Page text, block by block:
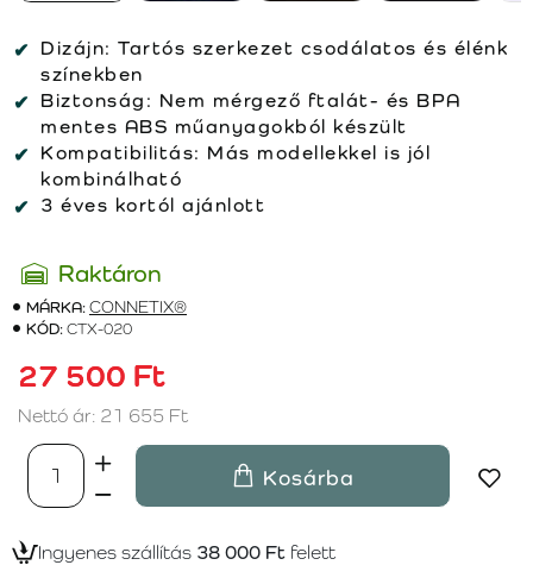
Dizájn: Tartós szerkezet csodálatos és élénk
színekben
Biztonság: Nem mérgező ftalát- és BPA
mentes ABS műanyagokból készült
Kompatibilitás: Más modellekkel is jól
kombinálható
3 éves kortól ajánlott
Raktáron
MÁRKA:CONNETIX®
KÓD:CTX-020
27 500 Ft
Nettó ár: 21 655 Ft
Kosárba
Ingyenes szállítás 38 000 Ft felett